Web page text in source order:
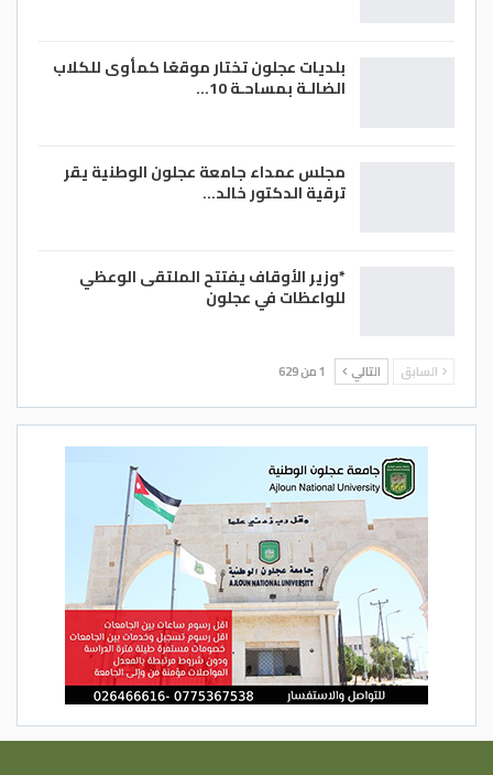
بلديات عجلون تختار موقعًا كمأوى للكلاب
الضالـة بمساحـة 10…
مجلس عمداء جامعة عجلون الوطنية يقر
ترقية الدكتور خالد…
*وزير الأوقاف يفتتح الملتقى الوعظي
للواعظات في عجلون
السابق التالي 1 من 629